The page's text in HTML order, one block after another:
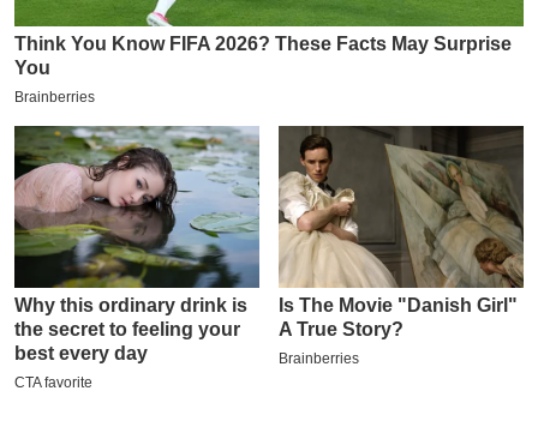
-
पे
प
मि
सा
ल
मि
सा
ल